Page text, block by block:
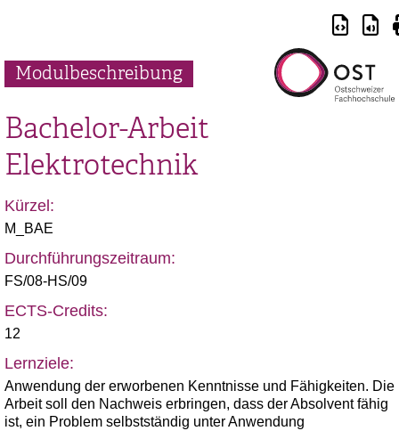
Modulbeschreibung
Bachelor-Arbeit
Elektrotechnik
Kürzel:
M_BAE
Durchführungszeitraum:
FS/08-HS/09
ECTS-Credits:
12
Lernziele:
Anwendung der erworbenen Kenntnisse und Fähigkeiten. Die
Arbeit soll den Nachweis erbringen, dass der Absolvent fähig
ist, ein Problem selbstständig unter Anwendung